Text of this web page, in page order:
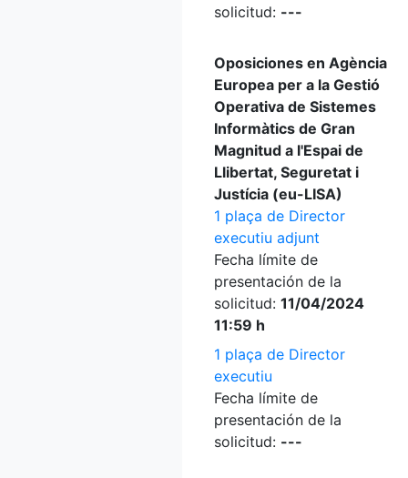
solicitud: ---
Oposiciones en Agència
Europea per a la Gestió
Operativa de Sistemes
Informàtics de Gran
Magnitud a l'Espai de
Llibertat, Seguretat i
Justícia (eu-LISA)
1 plaça de Director
executiu adjunt
Fecha límite de
presentación de la
solicitud: 11/04/2024
11:59 h
1 plaça de Director
executiu
Fecha límite de
presentación de la
solicitud: ---